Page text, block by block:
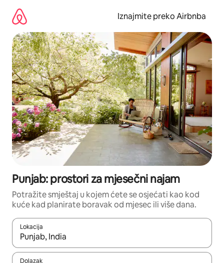
sadržaj
Iznajmite preko Airbnba
Punjab: prostori za mjesečni najam
Potražite smještaj u kojem ćete se osjećati kao kod
kuće kad planirate boravak od mjesec ili više dana.
Lokacija
Kada budu dostupni rezultati, moći ćete ih pregledati
Dolazak